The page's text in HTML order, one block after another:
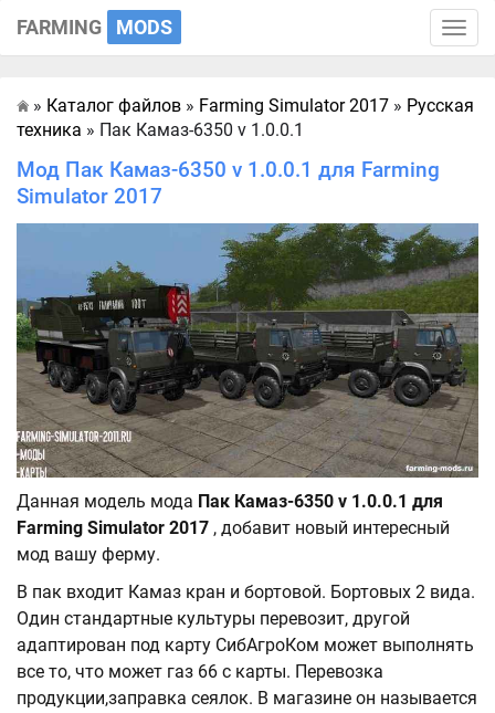
Toggle
FARMING MODS
Главная
» Каталог файлов » Farming Simulator 2017 » Русская
техника » Пак Камаз-6350 v 1.0.0.1
Мод Пак Камаз-6350 v 1.0.0.1 для Farming
Simulator 2017
Данная модель мода Пак Камаз-6350 v 1.0.0.1 для
Farming Simulator 2017 , добавит новый интересный
мод вашу ферму.
В пак входит Камаз кран и бортовой. Бортовых 2 вида.
Один стандартные культуры перевозит, другой
адаптирован под карту СибАгроКом может выполнять
все то, что может газ 66 с карты. Перевозка
продукции,заправка сеялок. В магазине он называется